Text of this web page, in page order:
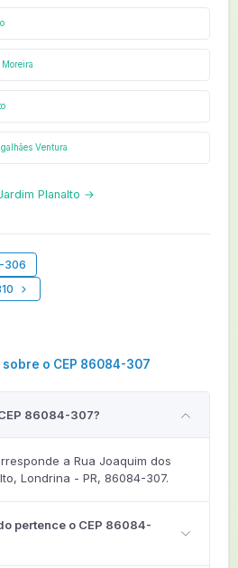
Moreira
Ventura
Planalto →
306
o CEP 86084-307
86084-307?
a Rua Joaquim dos
Londrina - PR, 86084-307.
pertence o CEP 86084-